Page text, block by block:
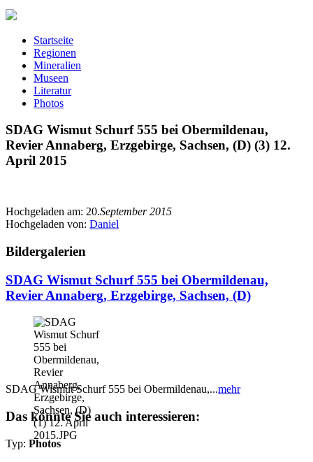
Startseite
Regionen
Mineralien
Museen
Literatur
Photos
SDAG Wismut Schurf 555 bei Obermildenau,
Revier Annaberg, Erzgebirge, Sachsen, (D) (3) 12.
April 2015
Hochgeladen am: 20.September 2015
Hochgeladen von: Daniel
Bildergalerien
SDAG Wismut Schurf 555 bei Obermildenau,
Revier Annaberg, Erzgebirge, Sachsen, (D)
SDAG Wismut Schurf 555 bei Obermildenau,...mehr
Das könnte Sie auch interessieren:
Typ: Photos